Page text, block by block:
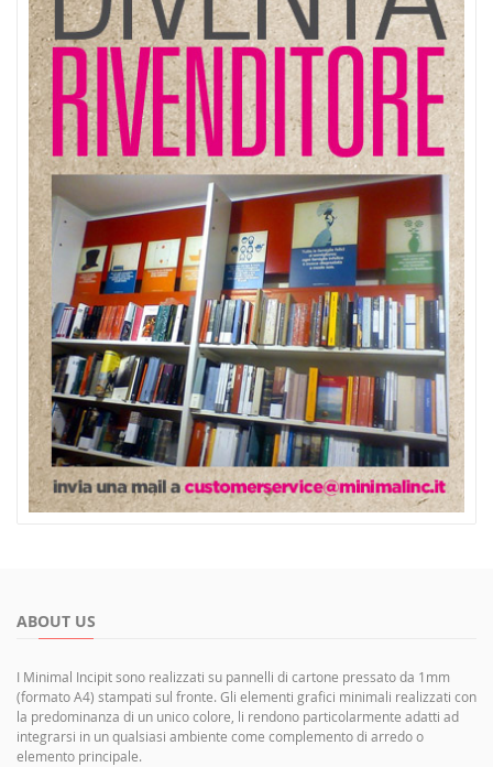
ABOUT US
I Minimal Incipit sono realizzati su pannelli di cartone pressato da 1mm
(formato A4) stampati sul fronte. Gli elementi grafici minimali realizzati con
la predominanza di un unico colore, li rendono particolarmente adatti ad
integrarsi in un qualsiasi ambiente come complemento di arredo o
elemento principale.